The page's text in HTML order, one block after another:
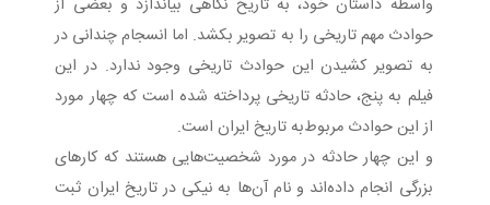
واسطه داستان خود، به تاریخ نگاهی بیاندازد و بعضی از
حوادث مهم تاریخی را به تصویر بکشد. اما انسجام چندانی در
به تصویر کشیدن این حوادث تاریخی وجود ندارد. در این
فیلم به پنج، حادثه تاریخی پرداخته شده است که چهار مورد
از این حوادث مربوط‌به تاریخ ایران است.
و این چهار حادثه در مورد شخصیت‌هایی هستند که کارهای
بزرگی انجام داده‌اند و نام آن‌ها به نیکی در تاریخ ایران ثبت